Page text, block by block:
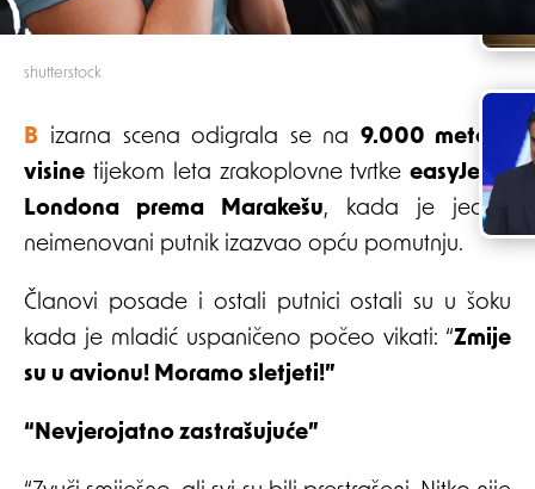
shutterstock
Bizarna scena odigrala se na 9.000 metara
visine tijekom leta zrakoplovne tvrtkeeasyJet
iz
Londona prema Marakešu, kada je jedan
neimenovani putnik izazvao opću pomutnju.
Članovi posade i ostali putnici ostali su u šoku
kada je mladić uspaničeno počeo vikati: “Zmije
su u avionu! Moramo sletjeti!”
“Nevjerojatno zastrašujuće”